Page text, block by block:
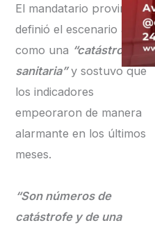
El mandatario provincial
definió el escenario actual
como una “catástrofe
sanitaria”y sostuvo que
los indicadores
empeoraron de manera
alarmante en los últimos
meses.
“Son números de
catástrofe y de una